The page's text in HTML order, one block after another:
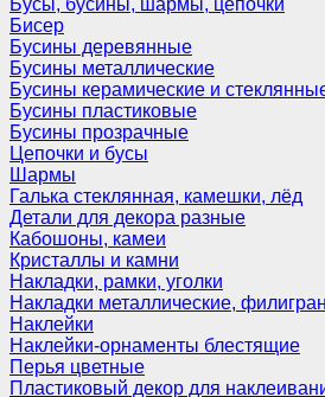
Бусы, бусины, шармы, цепочки
Бисер
Бусины деревянные
Бусины металлические
Бусины керамические и
Бусины пластиковые
Бусины прозрачные
Цепочки и бусы
Шармы
Галька стеклянная, камешки, лёд
Детали для декора разные
Кабошоны, камеи
Кристаллы и камни
Накладки, рамки, уголки
Накладки металлические,
Наклейки
Наклейки-орнаменты блестящие
Перья цветные
Пластиковый декор для